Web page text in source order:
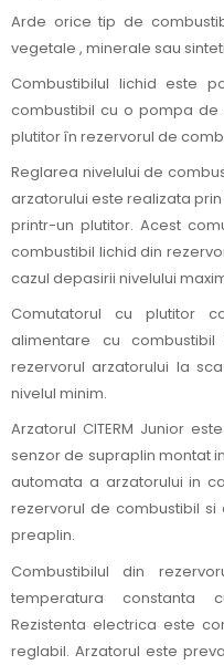
Arde orice tip de
vegetale , minerale sau
Combustibilul lichid este
combustibil cu o pompa
plutitor în rezervorul de
Reglarea nivelului de
arzatorului este realizata
printr-un plutitor. Acest
combustibil lichid din
cazul depasirii nivelului
Comutatorul cu plutitor
alimentare cu
rezervorul arzatorului la
nivelul minim.
Arzatorul CITERM Junior
senzor de supraplin montat
automata a arzatorului in
rezervorul de combustibil
preaplin.
Combustibilul din
temperatura constanta
Rezistenta electrica este
reglabil. Arzatorul este